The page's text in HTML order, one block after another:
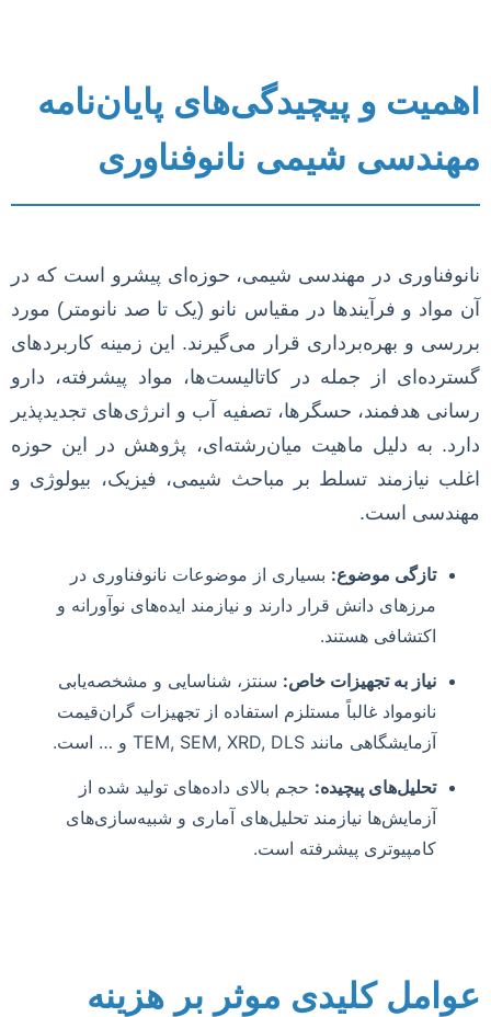
اهمیت و پیچیدگی‌های پایان‌نامه
مهندسی شیمی نانوفناوری
نانوفناوری در مهندسی شیمی، حوزه‌ای پیشرو است که در
آن مواد و فرآیندها در مقیاس نانو (یک تا صد نانومتر) مورد
بررسی و بهره‌برداری قرار می‌گیرند. این زمینه کاربردهای
گسترده‌ای از جمله در کاتالیست‌ها، مواد پیشرفته، دارو
رسانی هدفمند، حسگرها، تصفیه آب و انرژی‌های تجدیدپذیر
دارد. به دلیل ماهیت میان‌رشته‌ای، پژوهش در این حوزه
اغلب نیازمند تسلط بر مباحث شیمی، فیزیک، بیولوژی و
مهندسی است.
تازگی موضوع: بسیاری از موضوعات نانوفناوری در
مرزهای دانش قرار دارند و نیازمند ایده‌های نوآورانه و
اکتشافی هستند.
نیاز به تجهیزات خاص: سنتز، شناسایی و مشخصه‌یابی
نانومواد غالباً مستلزم استفاده از تجهیزات گران‌قیمت
آزمایشگاهی مانند TEM, SEM, XRD, DLS و … است.
تحلیل‌های پیچیده: حجم بالای داده‌های تولید شده از
آزمایش‌ها نیازمند تحلیل‌های آماری و شبیه‌سازی‌های
کامپیوتری پیشرفته است.
عوامل کلیدی موثر بر هزینه